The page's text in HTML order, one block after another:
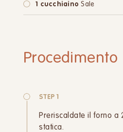
1 cucchiaino Sale
Procedimento
STEP 1
Preriscaldate il forno a
statica.